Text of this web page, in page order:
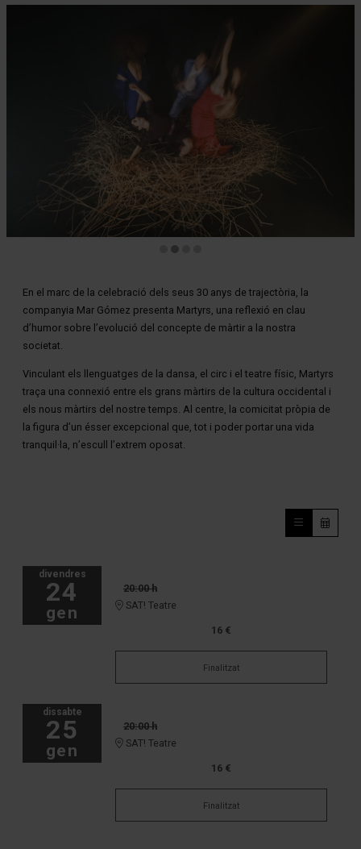
En el marc de la celebració dels seus 30 anys de trajectòria, la
companyia Mar Gómez presenta Martyrs, una reflexió en clau
d’humor sobre l’evolució del concepte de màrtir a la nostra
societat.
Vinculant els llenguatges de la dansa, el circ i el teatre físic, Martyrs
traça una connexió entre els grans màrtirs de la cultura occidental i
els nous màrtirs del nostre temps. Al centre, la comicitat pròpia de
la figura d’un ésser excepcional que, tot i poder portar una vida
tranquil·la, n’escull l’extrem oposat.
divendres
24
gen
20:00 h
SAT! Teatre
16 €
Finalitzat
dissabte
25
gen
20:00 h
SAT! Teatre
16 €
Finalitzat